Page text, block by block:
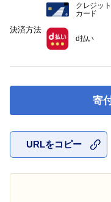
寄
URLをコピー
決済方法
クレジット
カード
d払い